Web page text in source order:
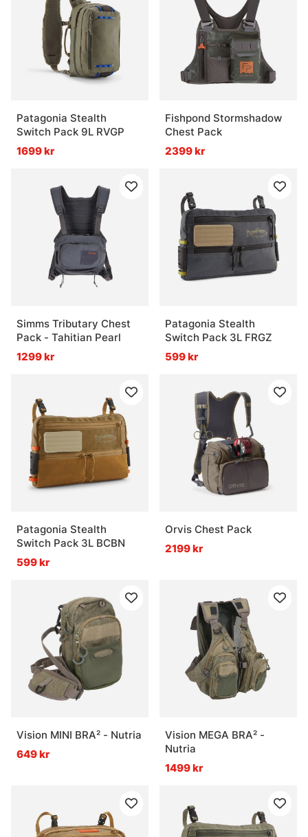
Patagonia Stealth
Switch Pack 9L RVGP
1699 kr
Fishpond Stormshadow
Chest Pack
2399 kr
Simms Tributary Chest
Pack - Tahitian Pearl
1299 kr
Patagonia Stealth
Switch Pack 3L FRGZ
599 kr
Patagonia Stealth
Switch Pack 3L BCBN
599 kr
Orvis Chest Pack
2199 kr
Vision MINI BRA² - Nutria
649 kr
Vision MEGA BRA² -
Nutria
1499 kr